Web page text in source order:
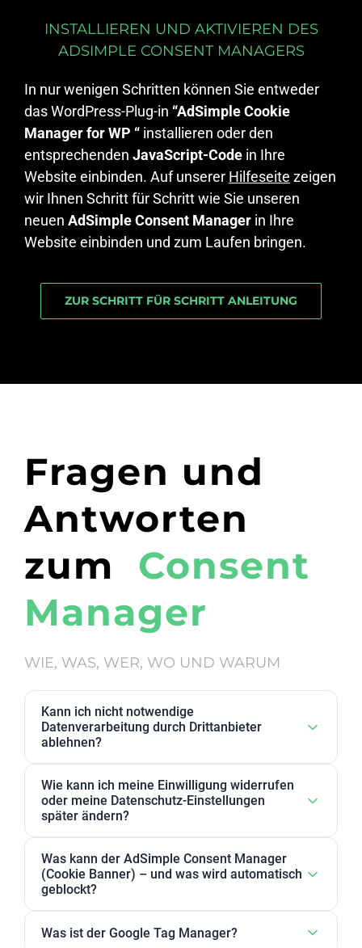
INSTALLIEREN UND AKTIVIEREN DES
ADSIMPLE CONSENT MANAGERS
In nur wenigen Schritten können Sie entweder
das WordPress-Plug-in “AdSimple Cookie
Manager for WP “ installieren oder den
entsprechenden JavaScript-Code in Ihre
Website einbinden. Auf unserer Hilfeseite zeigen
wir Ihnen Schritt für Schritt wie Sie unseren
neuen AdSimple Consent Manager in Ihre
Website einbinden und zum Laufen bringen.
ZUR SCHRITT FÜR SCHRITT ANLEITUNG
Fragen und
Antworten
zum Consent
Manager
WIE, WAS, WER, WO UND WARUM
Kann ich nicht notwendige
Datenverarbeitung durch Drittanbieter
ablehnen?
nicht notwendig eingestuft haben, kann in den
Datenschutz-Einstellungen abgelehnt werden. Sie
Zweckgruppen akzeptieren oder ablehnen.
Wie kann ich meine Einwilligung widerrufen
oder meine Datenschutz-Einstellungen
später ändern?
ändern. Außerdem können Sie Ihre Zustimmung
jederzeit widerrufen, indem Sie Ihre Einwilligungen
Was kann der AdSimple Consent Manager
(Cookie Banner) – und was wird automatisch
geblockt?
JavaScript-Lösung oder WordPress-Plugin verfügbar
Was ist der Google Tag Manager?